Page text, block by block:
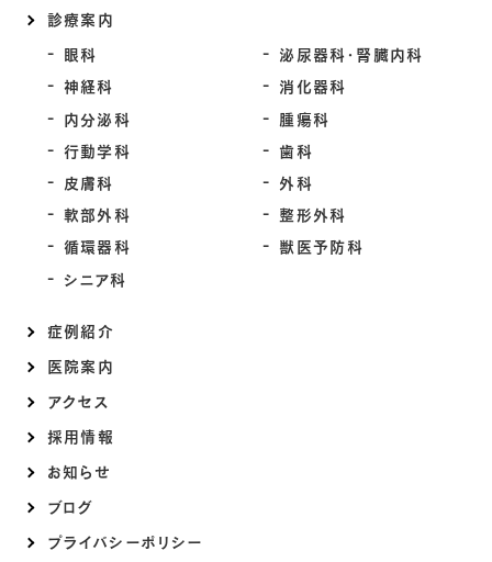
診療案内
眼科
泌尿器科・腎臓内科
神経科
消化器科
内分泌科
腫瘍科
行動学科
歯科
皮膚科
外科
軟部外科
整形外科
循環器科
獣医予防科
シニア科
症例紹介
医院案内
アクセス
採用情報
お知らせ
ブログ
プライバシーポリシー